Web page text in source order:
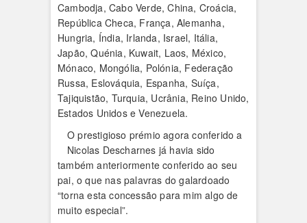
Cambodja, Cabo Verde, China, Croácia,
República Checa, França, Alemanha,
Hungria, Índia, Irlanda, Israel, Itália,
Japão, Quénia, Kuwait, Laos, México,
Mónaco, Mongólia, Polónia, Federação
Russa, Eslováquia, Espanha, Suíça,
Tajiquistão, Turquia, Ucrânia, Reino Unido,
Estados Unidos e Venezuela.
O prestigioso prémio agora conferido a
Nicolas Descharnes já havia sido
também anteriormente conferido ao seu
pai, o que nas palavras do galardoado
“torna esta concessão para mim algo de
muito especial”.